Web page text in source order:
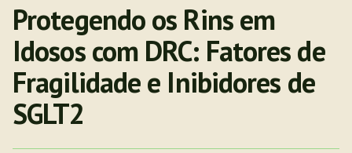
Protegendo os Rins em
Idosos com DRC: Fatores de
Fragilidade e Inibidores de
SGLT2